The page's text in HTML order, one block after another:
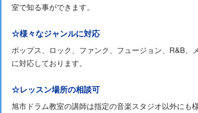
室で知る事ができます。
☆様々なジャンルに対応
ポップス、ロック、ファンク、フュージョン、R&B、
に対応しております。
☆レッスン場所の相談可
旭市ドラム教室の講師は指定の音楽スタジオ以外にも